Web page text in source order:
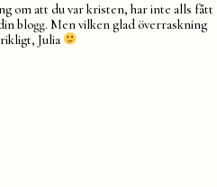
om att du var kristen, har inte alls fått
blogg. Men vilken glad överraskning
Julia